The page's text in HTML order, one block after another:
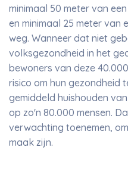
minimaal 50 meter van
en minimaal 25 meter van
weg. Wanneer dat niet
volksgezondheid in het
bewoners van deze
risico om hun gezondheid
gemiddeld huishouden
op zo'n 80.000 mensen.
verwachting toenemen,
maak zijn.